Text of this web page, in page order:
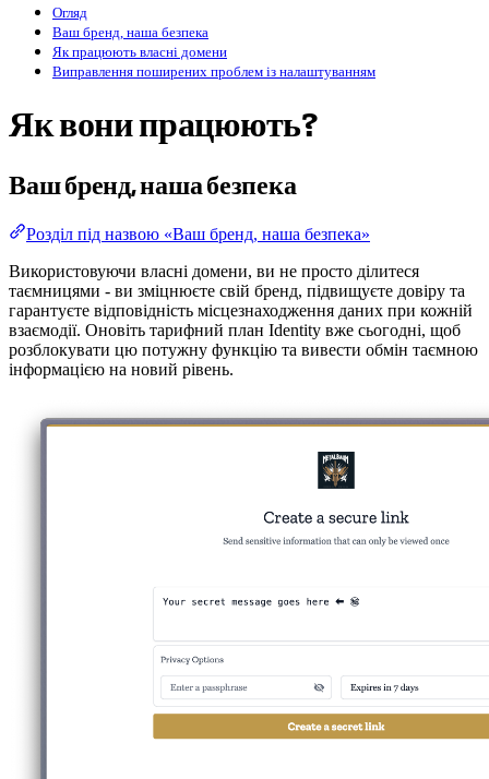
Огляд
Ваш бренд, наша безпека
Як працюють власні домени
Виправлення поширених проблем із налаштуванням
Як вони працюють?
Ваш бренд, наша безпека
Розділ під назвою «Ваш бренд, наша безпека»
Використовуючи власні домени, ви не просто ділитеся
таємницями - ви зміцнюєте свій бренд, підвищуєте довіру та
гарантуєте відповідність місцезнаходження даних при кожній
взаємодії. Оновіть тарифний план Identity вже сьогодні, щоб
розблокувати цю потужну функцію та вивести обмін таємною
інформацією на новий рівень.